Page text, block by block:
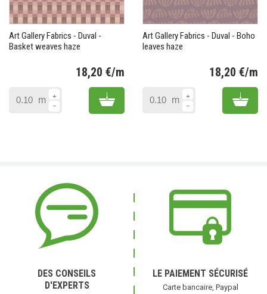
Art Gallery Fabrics - Duval -
Basket weaves haze
18,20 €/m
m Add to cart
Art Gallery Fabrics - Duval - Boho
leaves haze
18,20 €/m
m Add
DES CONSEILS
D'EXPERTS
LE PAIEMENT SÉCURISÉ
Carte bancaire, Paypal